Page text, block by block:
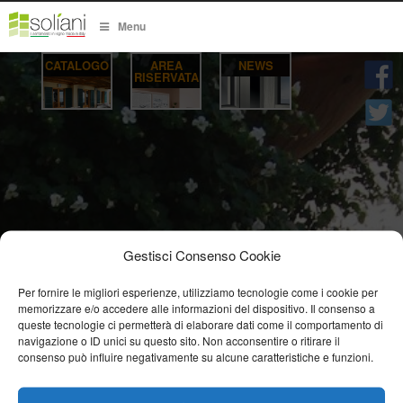
Gestisci Consenso Cookie
Per fornire le migliori esperienze, utilizziamo tecnologie come i cookie per
memorizzare e/o accedere alle informazioni del dispositivo. Il consenso a
queste tecnologie ci permetterà di elaborare dati come il comportamento di
navigazione o ID unici su questo sito. Non acconsentire o ritirare il
consenso può influire negativamente su alcune caratteristiche e funzioni.
Menu
CATALOGO AREA
RISERVATA
NEWS